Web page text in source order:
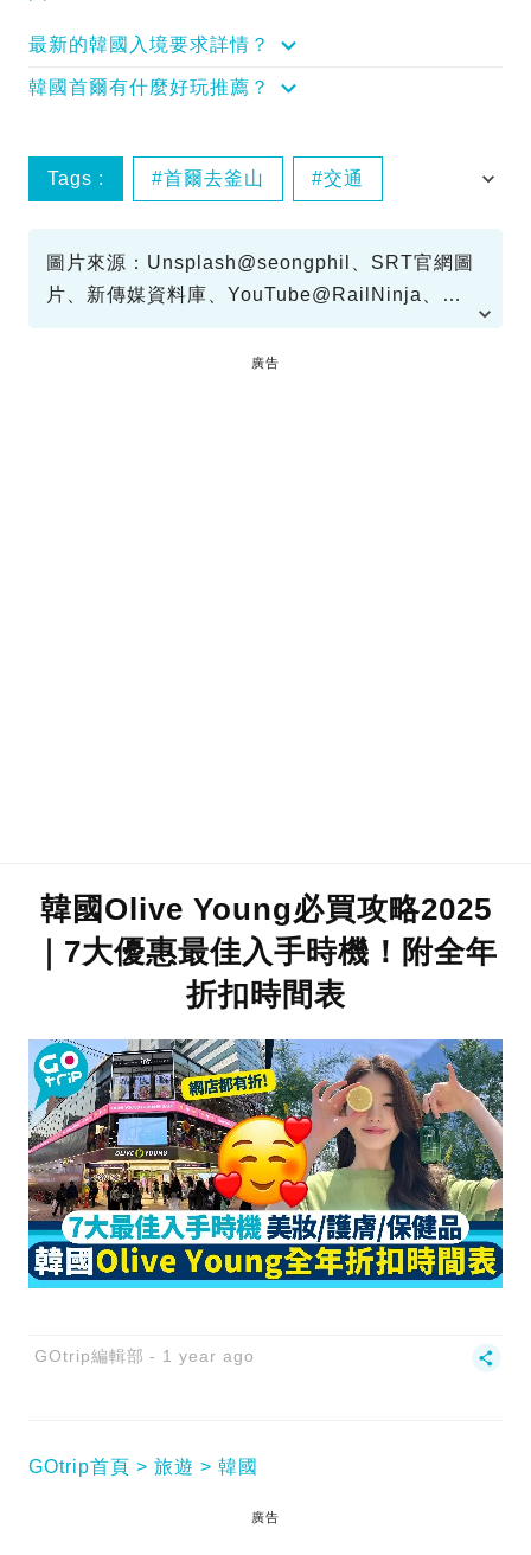
最新的韓國入境要求詳情？
韓國首爾有什麼好玩推薦？
Tags : 首爾去釜山 交通
圖片來源：Unsplash@seongphil、SRT官網圖
片、新傳媒資料庫、YouTube@RailNinja、
Terminal官網圖片、Facebook@funjejuair
廣告
韓國Olive Young必買攻略2025
｜7大優惠最佳入手時機！附全年
折扣時間表
GOtrip編輯部 1 year ago
GOtrip首頁 旅遊 韓國
廣告